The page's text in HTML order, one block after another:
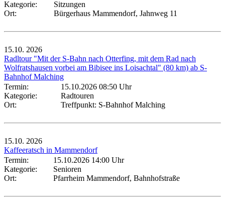
Kategorie:
Sitzungen
Ort:
Bürgerhaus Mammendorf, Jahnweg 11
15.10. 2026
Radltour "Mit der S-Bahn nach Otterfing, mit dem Rad nach
Wolfratshausen vorbei am Bibisee ins Loisachtal" (80 km) ab S-
Bahnhof Malching
Termin:
15.10.2026 08:50 Uhr
Kategorie:
Radtouren
Ort:
Treffpunkt: S-Bahnhof Malching
15.10. 2026
Kaffeeratsch in Mammendorf
Termin:
15.10.2026 14:00 Uhr
Kategorie:
Senioren
Ort:
Pfarrheim Mammendorf, Bahnhofstraße